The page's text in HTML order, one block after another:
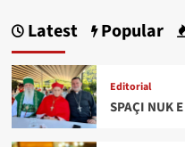
Latest Popular
Editorial
SPAÇI NUK